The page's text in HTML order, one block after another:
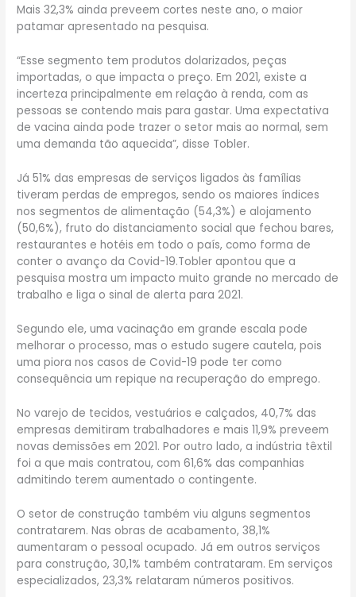
Mais 32,3% ainda preveem cortes neste ano, o maior
patamar apresentado na pesquisa.
“Esse segmento tem produtos dolarizados, peças
importadas, o que impacta o preço. Em 2021, existe a
incerteza principalmente em relação à renda, com as
pessoas se contendo mais para gastar. Uma expectativa
de vacina ainda pode trazer o setor mais ao normal, sem
uma demanda tão aquecida”, disse Tobler.
Já 51% das empresas de serviços ligados às famílias
tiveram perdas de empregos, sendo os maiores índices
nos segmentos de alimentação (54,3%) e alojamento
(50,6%), fruto do distanciamento social que fechou bares,
restaurantes e hotéis em todo o país, como forma de
conter o avanço da Covid-19.Tobler apontou que a
pesquisa mostra um impacto muito grande no mercado de
trabalho e liga o sinal de alerta para 2021.
Segundo ele, uma vacinação em grande escala pode
melhorar o processo, mas o estudo sugere cautela, pois
uma piora nos casos de Covid-19 pode ter como
consequência um repique na recuperação do emprego.
No varejo de tecidos, vestuários e calçados, 40,7% das
empresas demitiram trabalhadores e mais 11,9% preveem
novas demissões em 2021. Por outro lado, a indústria têxtil
foi a que mais contratou, com 61,6% das companhias
admitindo terem aumentado o contingente.
O setor de construção também viu alguns segmentos
contratarem. Nas obras de acabamento, 38,1%
aumentaram o pessoal ocupado. Já em outros serviços
para construção, 30,1% também contrataram. Em serviços
especializados, 23,3% relataram números positivos.